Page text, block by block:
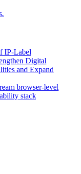
IP-Label
Digital
and Expand
browser-level
stack